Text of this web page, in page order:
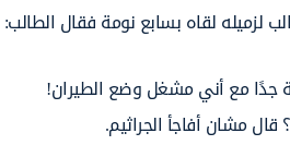
لزميله لقاه بسابع نومة فقال الطالب:
جدًا مع أني مشغل وضع الطيران!
مشان أفاجأ الجراثيم.